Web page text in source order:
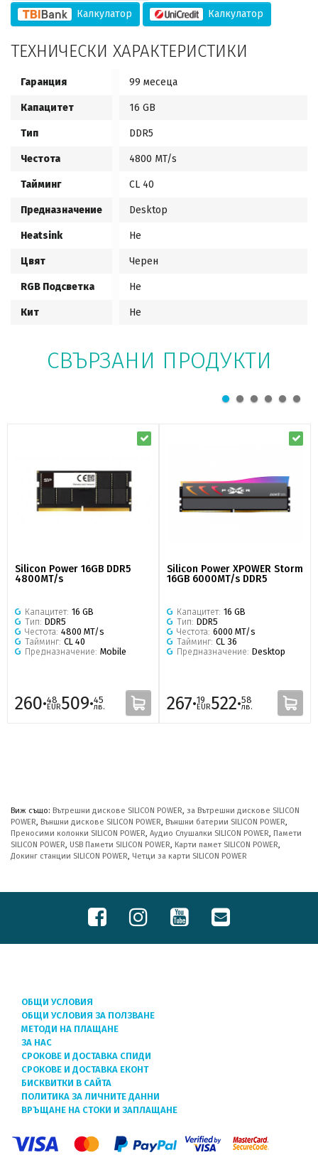
Калкулатор Калкулатор
ТЕХНИЧЕСКИ ХАРАКТЕРИСТИКИ
Гаранция 99 месеца
Капацитет 16 GB
Тип DDR5
Честота 4800 MT/s
Тайминг CL 40
Предназначение Desktop
Heatsink Не
Цвят Черен
RGB Подсветка Не
Кит Не
СВЪРЗАНИ ПРОДУКТИ
Silicon Power 16GB DDR5
4800MT/s
Капацитет: 16 GB
Тип: DDR5
Честота: 4800 MT/s
Тайминг: CL 40
Предназначение: Mobile
260·48
EUR509·45
лв.
Silicon Power XPOWER Storm
16GB 6000MT/s DDR5
Капацитет: 16 GB
Тип: DDR5
Честота: 6000 MT/s
Тайминг: CL 36
Предназначение: Desktop
267·19
EUR522·58
лв.
Виж също: Вътрешни дискове SILICON POWER, за Вътрешни дискове SILICON
POWER, Външни дискове SILICON POWER, Външни батерии SILICON POWER,
Преносими колонки SILICON POWER, Аудио Слушалки SILICON POWER, Памети
SILICON POWER, USB Памети SILICON POWER, Карти памет SILICON POWER,
Докинг станции SILICON POWER, Четци за карти SILICON POWER
ОБЩИ УСЛОВИЯ
ОБЩИ УСЛОВИЯ ЗА ПОЛЗВАНЕ
МЕТОДИ НА ПЛАЩАНЕ
ЗА НАС
СРОКОВЕ И ДОСТАВКА СПИДИ
СРОКОВЕ И ДОСТАВКА ЕКОНТ
БИСКВИТКИ В САЙТА
ПОЛИТИКА ЗА ЛИЧНИТЕ ДАННИ
ВРЪЩАНЕ НА СТОКИ И ЗАПЛАЩАНЕ